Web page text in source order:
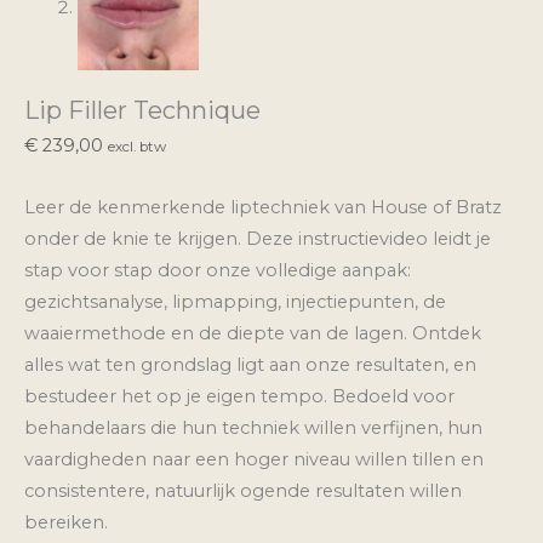
Lip Filler Technique
€ 239,00 excl. btw
Leer de kenmerkende liptechniek van House of Bratz
onder de knie te krijgen. Deze instructievideo leidt je
stap voor stap door onze volledige aanpak:
gezichtsanalyse, lipmapping, injectiepunten, de
waaiermethode en de diepte van de lagen. Ontdek
alles wat ten grondslag ligt aan onze resultaten, en
bestudeer het op je eigen tempo. Bedoeld voor
behandelaars die hun techniek willen verfijnen, hun
vaardigheden naar een hoger niveau willen tillen en
consistentere, natuurlijk ogende resultaten willen
bereiken.